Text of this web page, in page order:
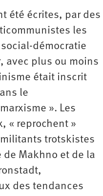
été écrites, par des
les
démocratie
avec plus ou moins
était inscrit
le
». Les
« reprochent »
trotskistes
de Makhno et de la
des tendances